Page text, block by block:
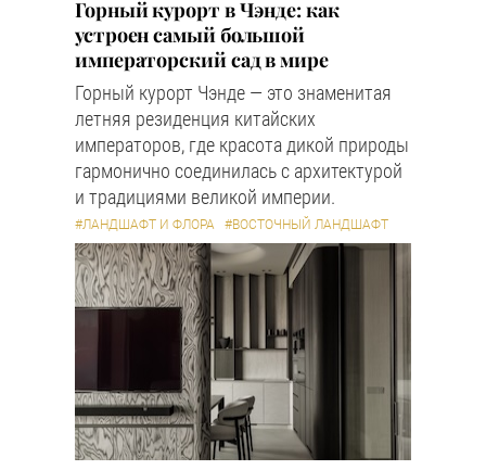
Горный курорт в Чэнде: как
устроен самый большой
императорский сад в мире
Горный курорт Чэнде — это знаменитая
летняя резиденция китайских
императоров, где красота дикой природы
гармонично соединилась с архитектурой
и традициями великой империи.
#ЛАНДШАФТ И ФЛОРА #ВОСТОЧНЫЙ ЛАНДШАФТ